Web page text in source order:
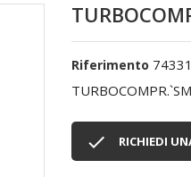
Riferimento
 RICHIEDI